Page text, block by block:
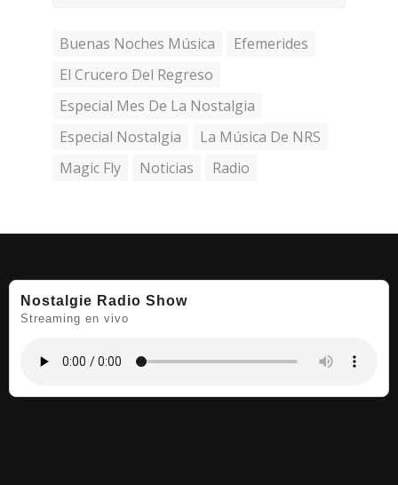
Buenas Noches Música
Efemerides
El Crucero Del Regreso
Especial Mes De La Nostalgia
Especial Nostalgia
La Música De NRS
Magic Fly
Noticias Radio
Nostalgie Radio Show
Streaming en vivo